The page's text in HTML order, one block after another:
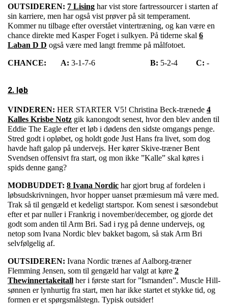
OUTSIDEREN: 7 Lising har vist store fartressourcer i starten af
sin karriere, men har også vist prøver på sit temperament.
Kommer nu tilbage efter overstået vintertræning, og kan være en
chance direkte med Kasper Foget i sulkyen. På tiderne skal 6
Laban D D også være med langt fremme på målfotoet.
CHANCE: A: 3-1-7-6 B: 5-2-4 C: -
2. løb
VINDEREN: HER STARTER V5! Christina Beck-trænede 4
Kalles Krisbe Notz gik kanongodt senest, hvor den blev anden til
Eddie The Eagle efter et løb i dødens den sidste omgangs penge.
Stred godt i opløbet, og holdt gode Just Hans fra livet, som dog
havde haft galop på undervejs. Her kører Skive-træner Bent
Svendsen offensivt fra start, og mon ikke ”Kalle” skal køres i
spids denne gang?
MODBUDDET: 8 Ivana Nordic har gjort brug af fordelen i
løbsudskrivningen, hvor hopper uanset præmiesum må være med.
Trak så til gengæld et kedeligt startspor. Kom senest i sæsondebut
efter et par nuller i Frankrig i november/december, og gjorde det
godt som anden til Arm Bri. Sad i ryg på denne undervejs, og
netop som Ivana Nordic blev bakket bagom, så stak Arm Bri
selvfølgelig af.
OUTSIDEREN: Ivana Nordic trænes af Aalborg-træner
Flemming Jensen, som til gengæld har valgt at køre 2
Thewinnertakeitall her i første start for ”Ismanden”. Muscle Hill-
sønnen er lynhurtig fra start, men har ikke startet et stykke tid, og
formen er et spørgsmålstegn. Typisk outsider!